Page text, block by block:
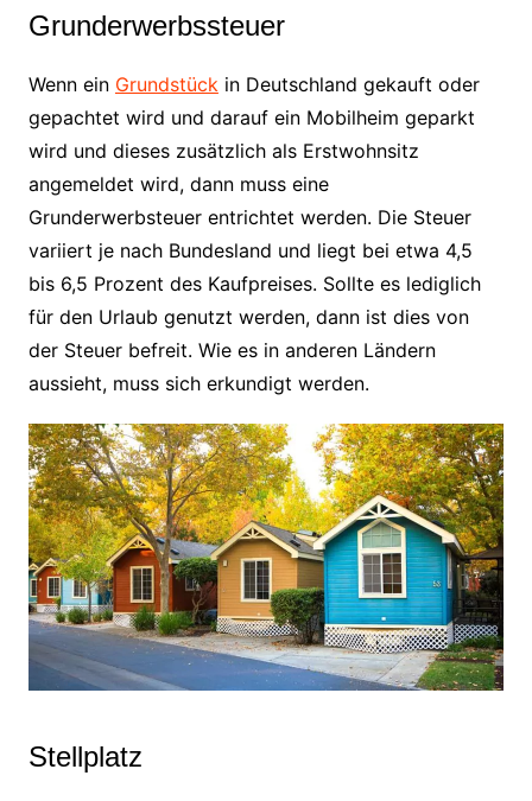
Grunderwerbssteuer
Wenn ein Grundstück in Deutschland gekauft oder
gepachtet wird und darauf ein Mobilheim geparkt
wird und dieses zusätzlich als Erstwohnsitz
angemeldet wird, dann muss eine
Grunderwerbsteuer entrichtet werden. Die Steuer
variiert je nach Bundesland und liegt bei etwa 4,5
bis 6,5 Prozent des Kaufpreises. Sollte es lediglich
für den Urlaub genutzt werden, dann ist dies von
der Steuer befreit. Wie es in anderen Ländern
aussieht, muss sich erkundigt werden.
Stellplatz